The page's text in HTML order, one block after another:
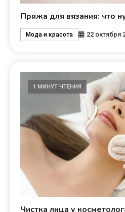
Пряжа для вязания: что
Мода и красота 22 октября
1 МИНУТ ЧТЕНИЯ
Чистка лица у